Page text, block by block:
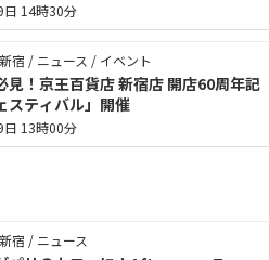
14時30分
宿 / ニュース / イベント
見！京王百貨店 新宿店 開店60周年記
スティバル」開催
13時00分
宿 / ニュース